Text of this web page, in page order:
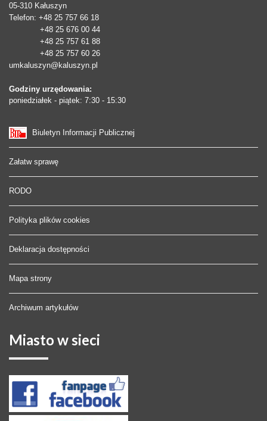
05-310 Kałuszyn
Telefon: +48 25 757 66 18
+48 25 676 00 44
+48 25 757 61 88
+48 25 757 60 26
umkaluszyn@kaluszyn.pl
Godziny urzędowania:
poniedziałek - piątek: 7:30 - 15:30
Biuletyn Informacji Publicznej
Załatw sprawę
RODO
Polityka plików cookies
Deklaracja dostępności
Mapa strony
Archiwum artykułów
Miasto w sieci